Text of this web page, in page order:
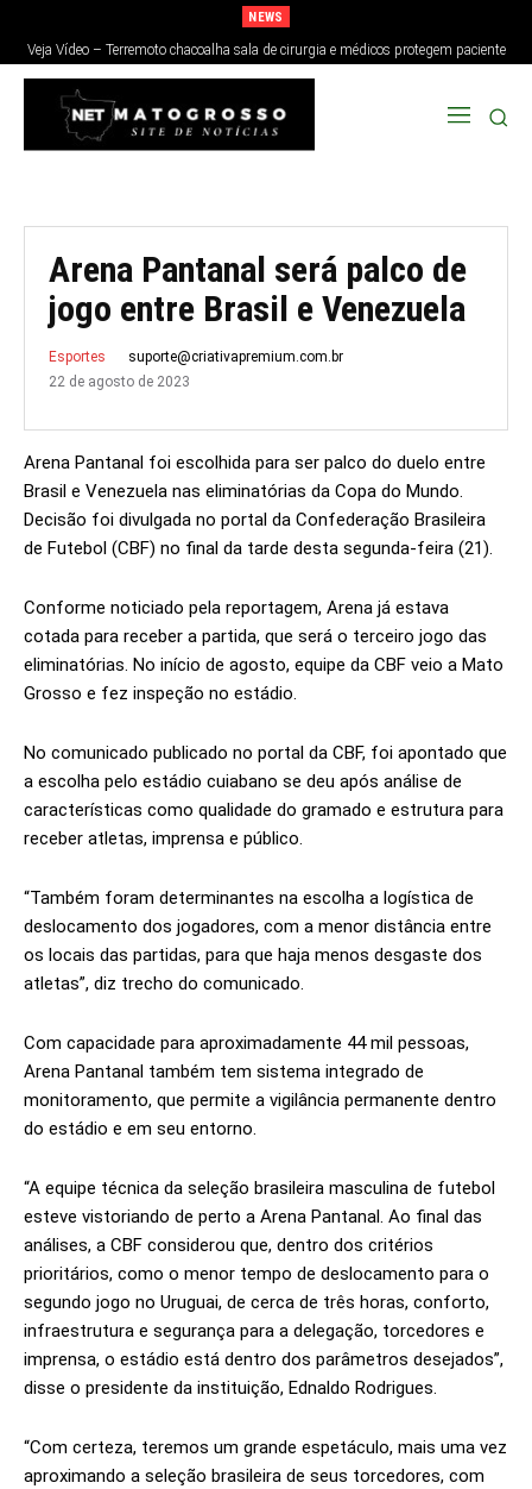
NEWS
Veja Vídeo – Terremoto chacoalha sala de cirurgia e médicos protegem paciente
no Japão; veja
Arena Pantanal será palco de
jogo entre Brasil e Venezuela
Esportes
suporte@criativapremium.com.br
22 de agosto de 2023
Arena Pantanal foi escolhida para ser palco do duelo entre
Brasil e Venezuela nas eliminatórias da Copa do Mundo.
Decisão foi divulgada no portal da Confederação Brasileira
de Futebol (CBF) no final da tarde desta segunda-feira (21).
Conforme noticiado pela reportagem, Arena já estava
cotada para receber a partida, que será o terceiro jogo das
eliminatórias. No início de agosto, equipe da CBF veio a Mato
Grosso e fez inspeção no estádio.
No comunicado publicado no portal da CBF, foi apontado que
a escolha pelo estádio cuiabano se deu após análise de
características como qualidade do gramado e estrutura para
receber atletas, imprensa e público.
“Também foram determinantes na escolha a logística de
deslocamento dos jogadores, com a menor distância entre
os locais das partidas, para que haja menos desgaste dos
atletas”, diz trecho do comunicado.
Com capacidade para aproximadamente 44 mil pessoas,
Arena Pantanal também tem sistema integrado de
monitoramento, que permite a vigilância permanente dentro
do estádio e em seu entorno.
“A equipe técnica da seleção brasileira masculina de futebol
esteve vistoriando de perto a Arena Pantanal. Ao final das
análises, a CBF considerou que, dentro dos critérios
prioritários, como o menor tempo de deslocamento para o
segundo jogo no Uruguai, de cerca de três horas, conforto,
infraestrutura e segurança para a delegação, torcedores e
imprensa, o estádio está dentro dos parâmetros desejados”,
disse o presidente da instituição, Ednaldo Rodrigues.
“Com certeza, teremos um grande espetáculo, mais uma vez
aproximando a seleção brasileira de seus torcedores, com